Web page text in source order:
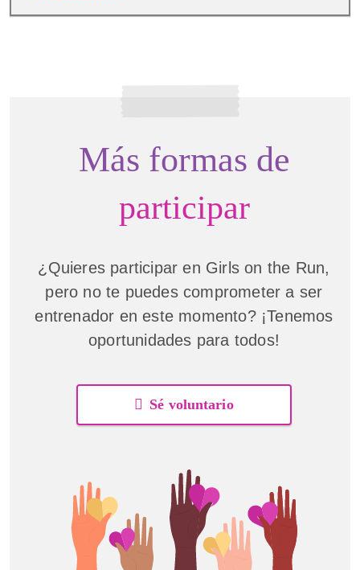
Más formas de
participar
¿Quieres participar en Girls on the Run,
pero no te puedes comprometer a ser
entrenador en este momento? ¡Tenemos
oportunidades para todos!
Sé voluntario